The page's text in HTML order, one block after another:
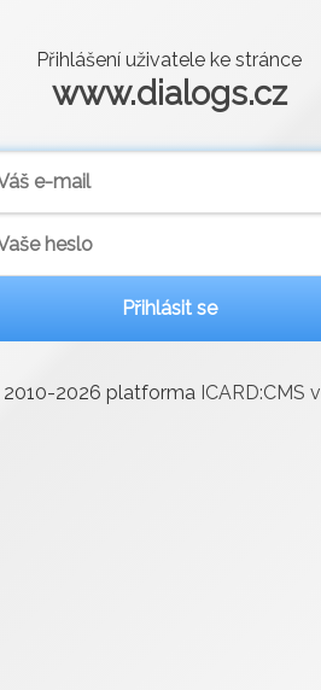
Přihlášení uživatele ke stránce
www.dialogs.cz
Přihlásit se
2026 platforma ICARD:CMS v